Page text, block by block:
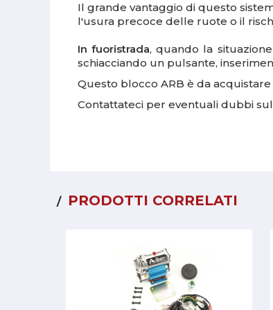
Il grande vantaggio di questo
l'usura precoce delle ruote o il
In fuoristrada, quando la
schiacciando un pulsante,
Questo blocco ARB è da
Contattateci per eventuali dubbi
PRODOTTI CORRELATI